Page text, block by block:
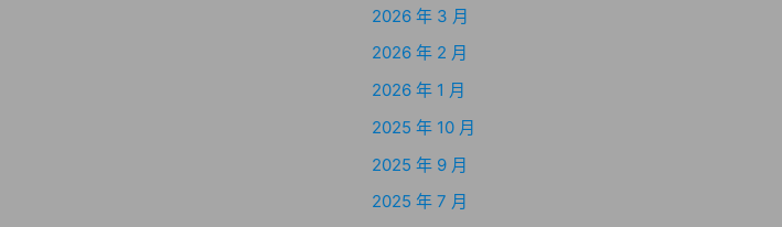
2026 年 3 月
2026 年 2 月
2026 年 1 月
2025 年 10 月
2025 年 9 月
2025 年 7 月